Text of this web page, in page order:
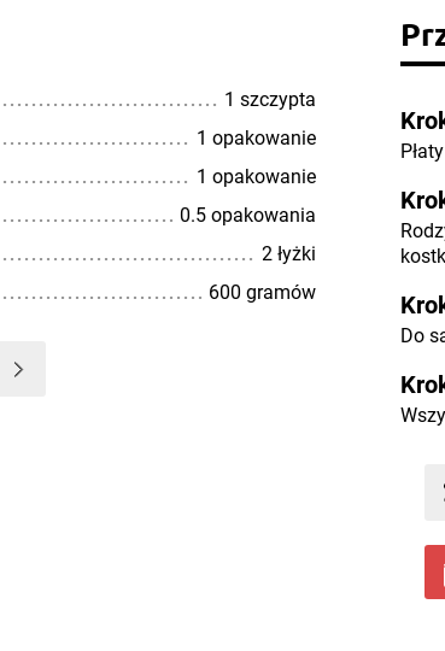
1 szczypta
1 opakowanie
1 opakowanie
0.5 opakowania
2 łyżki
600 gramów
Do